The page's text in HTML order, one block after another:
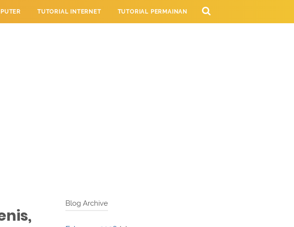
TUTORIAL INTERNET TUTORIAL PERMAINAN
Blog Archive